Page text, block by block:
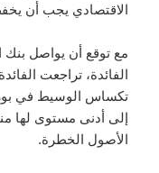
الاقتصادي يجب أن
مع توقع أن يواصل بنك
الفائدة، تراجعت
تكساس الوسيط في
الأصول الخطرة.